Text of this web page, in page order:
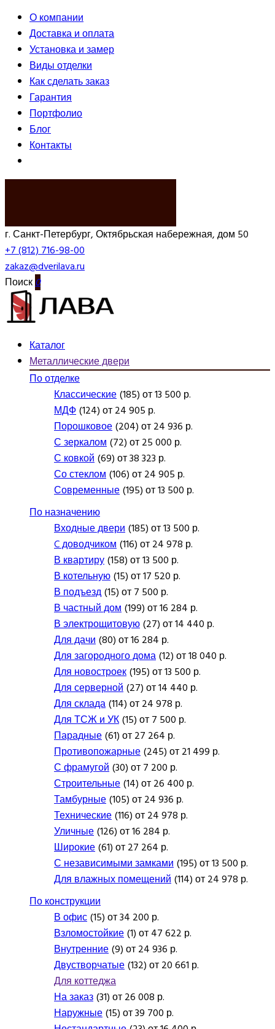
О компании
Доставка и оплата
Установка и замер
Виды отделки
Как сделать заказ
Гарантия
Портфолио
Блог
Контакты
г. Санкт-Петербург, Октябрьская набережная, дом 50
+7 (812) 716-98-00
zakaz@dverilava.ru
Поиск0
Каталог
Металлические двери
По отделке
Классические(185) от 13 500 р.
МДФ(124) от 24 905 р.
Порошковое(204) от 24 936 р.
С зеркалом(72) от 25 000 р.
С ковкой(69) от 38 323 р.
Со стеклом(106) от 24 905 р.
Современные(195) от 13 500 р.
По назначению
Входные двери(185) от 13 500 р.
C доводчиком(116) от 24 978 р.
В квартиру(158) от 13 500 р.
В котельную(15) от 17 520 р.
В подъезд(15) от 7 500 р.
В частный дом(199) от 16 284 р.
В электрощитовую(27) от 14 440 р.
Для дачи(80) от 16 284 р.
Для загородного дома(12) от 18 040 р.
Для новостроек(195) от 13 500 р.
Для серверной(27) от 14 440 р.
Для склада(114) от 24 978 р.
Для ТСЖ и УК(15) от 7 500 р.
Парадные(61) от 27 264 р.
Противопожарные(245) от 21 499 р.
С фрамугой(30) от 7 200 р.
Строительные(14) от 26 400 р.
Тамбурные(105) от 24 936 р.
Технические(116) от 24 978 р.
Уличные(126) от 16 284 р.
Широкие(61) от 27 264 р.
С независимыми замками(195) от 13 500 р.
Для влажных помещений(114) от 24 978 р.
По конструкции
В офис(15) от 34 200 р.
Взломостойкие(1) от 47 622 р.
Внутренние(9) от 24 936 р.
Двустворчатые(132) от 20 661 р.
Для коттеджа
На заказ(31) от 26 008 р.
Наружные(15) от 39 700 р.